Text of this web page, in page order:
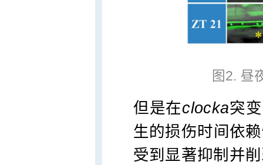
图2. 昼
但是在clocka突
生的损伤时间依
受到显著抑制并